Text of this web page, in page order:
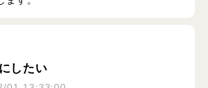
したい